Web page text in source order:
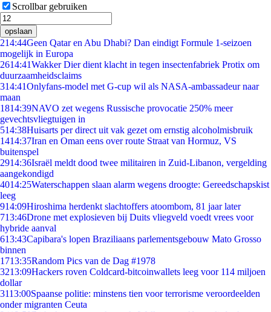
Scrollbar gebruiken
opslaan
214:44Geen Qatar en Abu Dhabi? Dan eindigt Formule 1-seizoen
mogelijk in Europa
2614:41Wakker Dier dient klacht in tegen insectenfabriek Protix om
duurzaamheidsclaims
314:41Onlyfans-model met G-cup wil als NASA-ambassadeur naar
maan
1814:39NAVO zet wegens Russische provocatie 250% meer
gevechtsvliegtuigen in
514:38Huisarts per direct uit vak gezet om ernstig alcoholmisbruik
1414:37Iran en Oman eens over route Straat van Hormuz, VS
buitenspel
2914:36Israël meldt dood twee militairen in Zuid-Libanon, vergelding
aangekondigd
4014:25Waterschappen slaan alarm wegens droogte: Gereedschapskist
leeg
914:09Hiroshima herdenkt slachtoffers atoombom, 81 jaar later
713:46Drone met explosieven bij Duits vliegveld voedt vrees voor
hybride aanval
613:43Capibara's lopen Braziliaans parlementsgebouw Mato Grosso
binnen
1713:35Random Pics van de Dag #1978
3213:09Hackers roven Coldcard-bitcoinwallets leeg voor 114 miljoen
dollar
3113:00Spaanse politie: minstens tien voor terrorisme veroordeelden
onder migranten Ceuta